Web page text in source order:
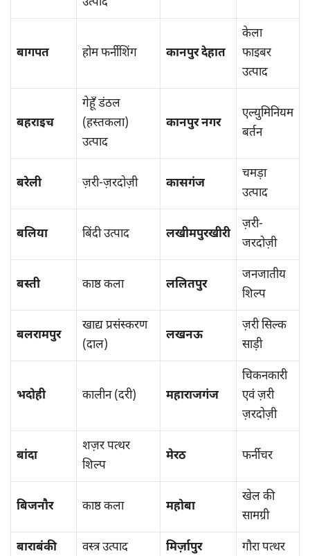
बागपत होम फर्नीशिंग कानपुर देहात
केला
फाइबर
उत्पाद
बहराइच
गेहूँ डंठल
(हस्तकला)
उत्पाद
कानपुर नगर
एल्युमिनियम
बर्तन
बरेली ज़री-ज़रदोज़ी कासगंज
चमड़ा
उत्पाद
बलिया बिंदी उत्पाद लखीमपुरखीरी
ज़री-
जरदोज़ी
बस्ती काष्ठ कला ललितपुर
जनजातीय
शिल्प
बलरामपुर
खाद्य प्रसंस्करण
(दाल)
लखनऊ
ज़री सिल्क
साड़ी
भदोही कालीन (दरी) महाराजगंज
चिकनकारी
एवं ज़री
ज़रदोज़ी
बांदा
शज़र पत्थर
शिल्प
मेरठ फर्नीचर
बिजनौर काष्ठ कला महोबा
खेल की
सामग्री
बाराबंकी वस्त्र उत्पाद मिर्ज़ापुर गौरा पत्थर